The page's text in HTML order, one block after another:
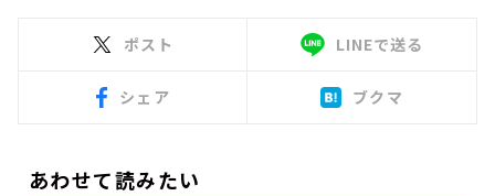
ポスト LINEで送る
シェア ブクマ
あわせて読みたい